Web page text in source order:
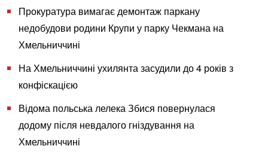
Прокуратура вимагає демонтаж паркану
недобудови родини Крупи у парку Чекмана на
Хмельниччині
На Хмельниччині ухилянта засудили до 4 років з
конфіскацією
Відома польська лелека Збися повернулася
додому після невдалого гніздування на
Хмельниччині